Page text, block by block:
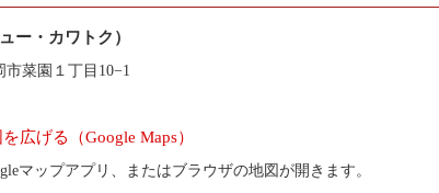
ー・カワトク）
市菜園１丁目10−1
広げる（Google Maps）
マップアプリ、またはブラウザの地図が開きます。